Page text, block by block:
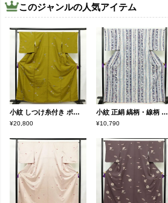
このジャンルの人気アイテム
小紋 しつけ糸付き ポリエステル 蝶・昆虫柄 袷仕立て 身丈161cm 裄丈66.5cm リサイクル着物 着物 黄・黄土色
¥20,800
小紋 正絹 縞柄・線柄 袷仕立て 身丈168cm 裄丈68cm 金彩 着物 青・紺
¥10,790